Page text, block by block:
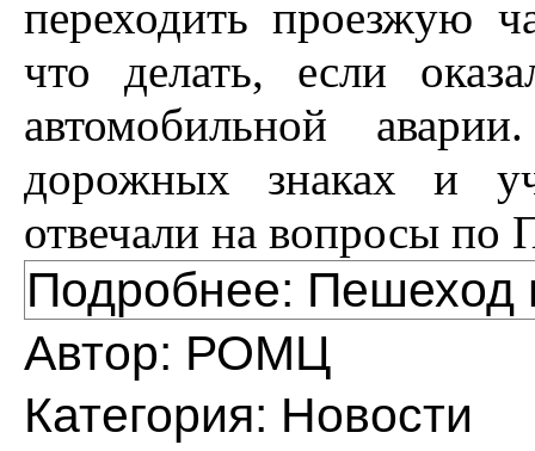
переходить проезжую
что делать, если
автомобильной
дорожных знаках и
отвечали на вопросы
Подробнее: Пешеход
Автор: РОМЦ
Категория: Новости